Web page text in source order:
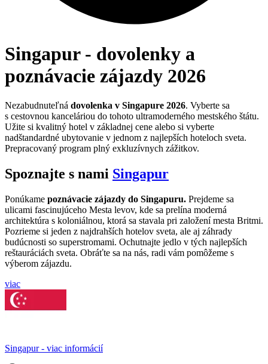
Singapur - dovolenky a
poznávacie zájazdy 2026
Nezabudnuteľná dovolenka v Singapure 2026. Vyberte sa
s cestovnou kanceláriou do tohoto ultramoderného mestského štátu.
Užite si kvalitný hotel v základnej cene alebo si vyberte
nadštandardné ubytovanie v jednom z najlepších hoteloch sveta.
Prepracovaný program plný exkluzívnych zážitkov.
Spoznajte s nami Singapur
Ponúkame poznávacie zájazdy do Singapuru. Prejdeme sa
ulicami fascinujúceho Mesta levov, kde sa prelína moderná
architektúra s koloniálnou, ktorá sa stavala pri založení mesta Britmi.
Pozrieme si jeden z najdrahších hotelov sveta, ale aj záhrady
budúcnosti so superstromami. Ochutnajte jedlo v tých najlepších
reštauráciách sveta. Obráťte sa na nás, radi vám pomôžeme s
výberom zájazdu.
viac
Singapur - viac informácií